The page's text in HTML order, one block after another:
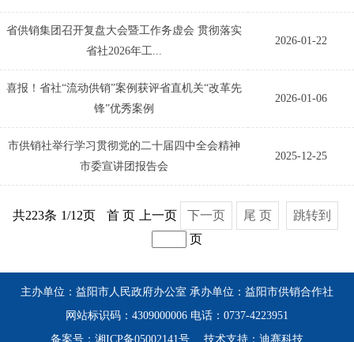
省供销集团召开复盘大会暨工作务虚会 贯彻落实
省社2026年工...
2026-01-22
喜报！省社“流动供销”案例获评省直机关“改革先
锋”优秀案例
2026-01-06
市供销社举行学习贯彻党的二十届四中全会精神
市委宣讲团报告会
2025-12-25
共223条 1/12页 首 页 上一页 下一页 尾 页
跳转到
页
主办单位：益阳市人民政府办公室 承办单位：益阳市供销合作社
网站标识码：4309000006 电话：0737-4223951
备案号：湘ICP备05002141号 技术支持：迪赛科技